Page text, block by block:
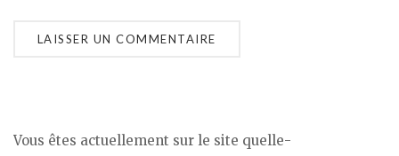
Vous êtes actuellement sur le site quelle-